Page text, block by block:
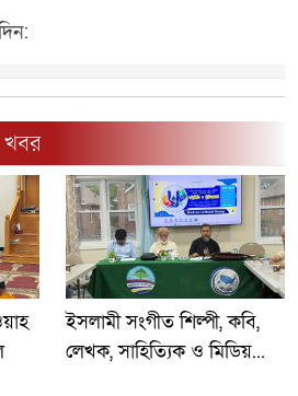
খবর
ইসলামী সংগীত শিল্পী, কবি,
লেখক, সাহিত্যিক ও মিডিয়...